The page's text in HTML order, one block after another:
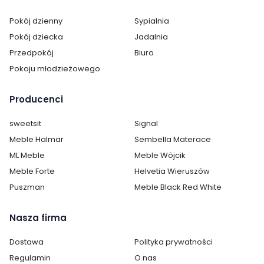
Cechy dodatkowe krzesła:
hoker
pikowane
Pokój dzienny
Sypialnia
Pokój dziecka
Jadalnia
Przedpokój
Biuro
Pokoju młodzieżowego
Producenci
sweetsit
Signal
Meble Halmar
Sembella Materace
ML Meble
Meble Wójcik
Meble Forte
Helvetia Wieruszów
Puszman
Meble Black Red White
Nasza firma
Dostawa
Polityka prywatności
Regulamin
O nas